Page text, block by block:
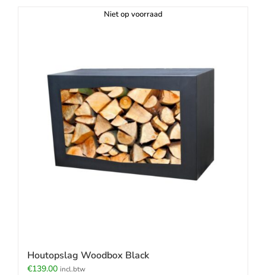
Niet op voorraad
Houtopslag Woodbox Black
€139.00 incl.btw